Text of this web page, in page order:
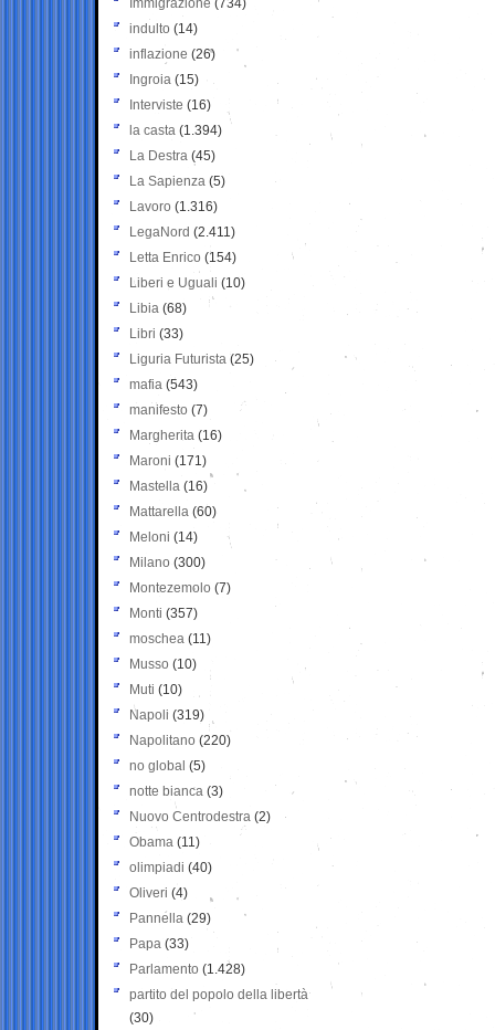
Immigrazione (734)
indulto (14)
inflazione (26)
Ingroia (15)
Interviste (16)
la casta (1.394)
La Destra (45)
La Sapienza (5)
Lavoro (1.316)
LegaNord (2.411)
Letta Enrico (154)
Liberi e Uguali (10)
Libia (68)
Libri (33)
Liguria Futurista (25)
mafia (543)
manifesto (7)
Margherita (16)
Maroni (171)
Mastella (16)
Mattarella (60)
Meloni (14)
Milano (300)
Montezemolo (7)
Monti (357)
moschea (11)
Musso (10)
Muti (10)
Napoli (319)
Napolitano (220)
no global (5)
notte bianca (3)
Nuovo Centrodestra (2)
Obama (11)
olimpiadi (40)
Oliveri (4)
Pannella (29)
Papa (33)
Parlamento (1.428)
partito del popolo della libertà
(30)